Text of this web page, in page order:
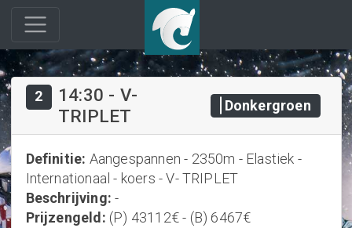
2 14:30 - V-
TRIPLET
Donkergroen
Definitie: Aangespannen - 2350m - Elastiek -
Internationaal - koers - V- TRIPLET
Beschrijving: -
Prijzengeld : (P) 43112€ - (B) 6467€